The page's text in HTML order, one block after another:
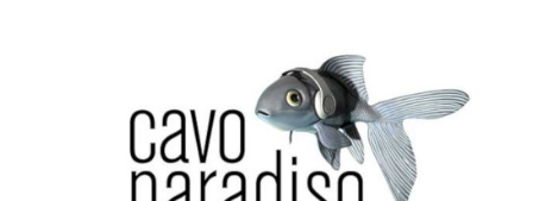
Sustainability